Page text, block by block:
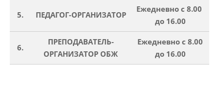
5. ПЕДАГОГ-ОРГАНИЗАТОР
Ежедневно с 8.00
до 16.00
6.
ПРЕПОДАВАТЕЛЬ-
ОРГАНИЗАТОР ОБЖ
Ежедневно с 8.00
до 16.00